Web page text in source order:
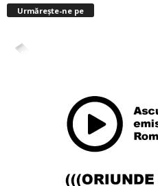
Urmărește-ne pe
4,400